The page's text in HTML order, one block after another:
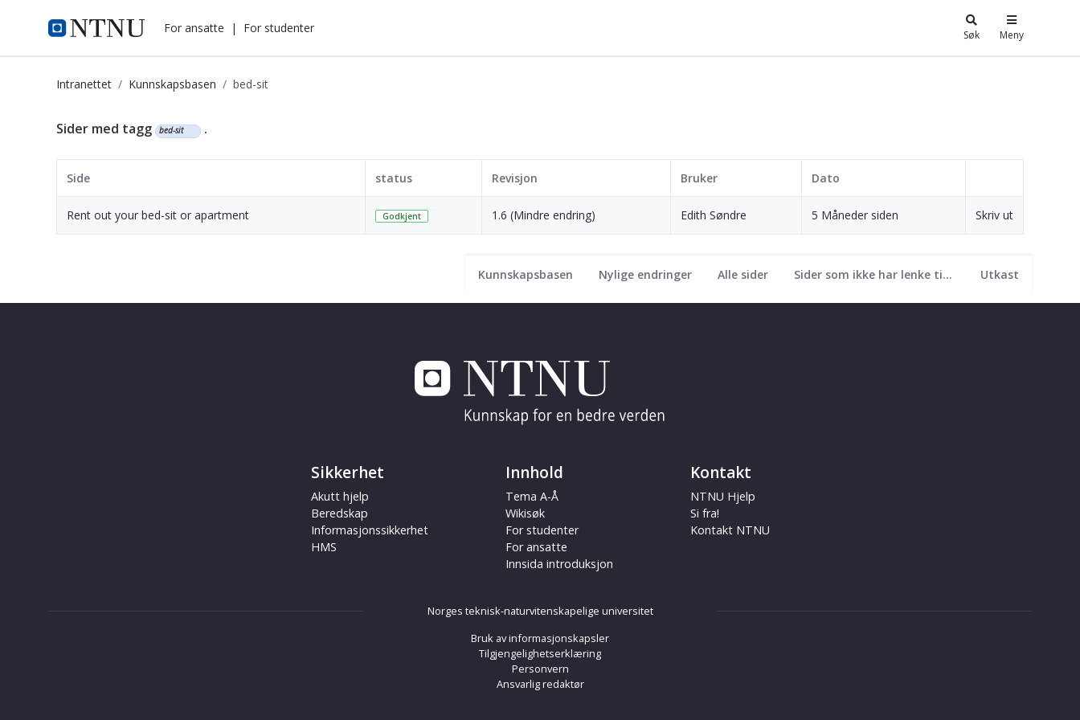
i.ntnu.no For ansatte | For studenter Søk Meny
Intranettet Kunnskapsbasen bed-sit
Kunnskapsbasen
Kunnskapsbasen Nylige endringer Alle sider Sider som ikke har lenke til seg Utkast
Sider med tagg bed-sit .
Side status Revisjon Bruker Dato
Rent out your bed-sit or apartment Godkjent 1.6 (Mindre endring) Edith Søndre 5 Måneder siden Skriv ut
Sikkerhet
Akutt hjelp
Beredskap
Informasjonssikkerhet
HMS
Innhold
Tema A-Å
Wikisøk
For studenter
For ansatte
Innsida introduksjon
Kontakt
NTNU Hjelp
Si fra!
Kontakt NTNU
Norges teknisk-naturvitenskapelige universitet
Bruk av informasjonskapsler
Tilgjengelighetserklæring
Personvern
Ansvarlig redaktør